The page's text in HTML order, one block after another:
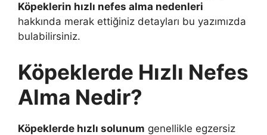
Köpeklerin hızlı nefes alma nedenleri
hakkında merak ettiğiniz detayları bu yazımızda
bulabilirsiniz.
Köpeklerde Hızlı Nefes
Alma Nedir?
Köpeklerde hızlı solunum genellikle egzersiz